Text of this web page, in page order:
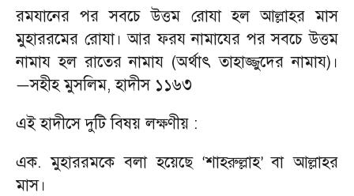
রমযানের পর সবচে উত্তম রোযা হল আল্লাহর মাস
মুহাররমের রোযা। আর ফরয নামাযের পর সবচে উত্তম
নামায হল রাতের নামায (অর্থাৎ তাহাজ্জুদের নামায)।
—সহীহ মুসলিম,হাদীস ১১৬৩
এই হাদীসে দুটি বিষয় লক্ষণীয় :
এক. মুহাররমকে বলা হয়েছে ‘শাহরুল্লাহ’ বা আল্লাহর
মাস।